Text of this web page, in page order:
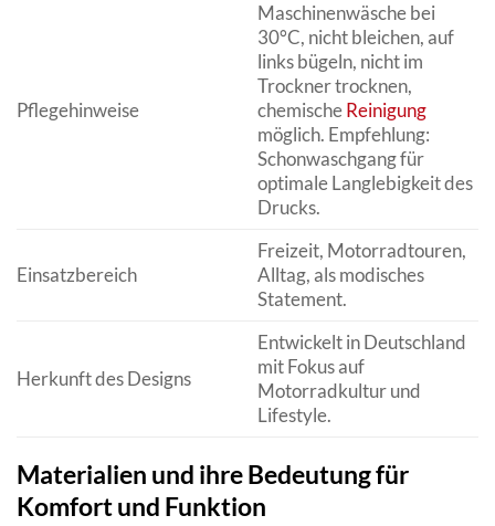
Pflegehinweise
Maschinenwäsche bei
30°C, nicht bleichen, auf
links bügeln, nicht im
Trockner trocknen,
chemischeReinigung
möglich. Empfehlung:
Schonwaschgang für
optimale Langlebigkeit des
Drucks.
Einsatzbereich
Freizeit, Motorradtouren,
Alltag, als modisches
Statement.
Herkunft des Designs
Entwickelt in Deutschland
mit Fokus auf
Motorradkultur und
Lifestyle.
Materialien und ihre Bedeutung für
Komfort und Funktion